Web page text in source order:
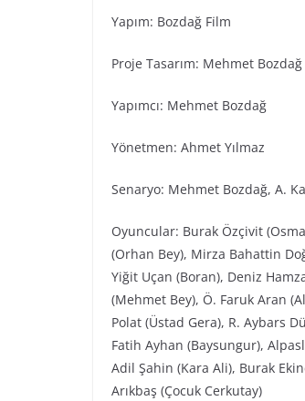
Yapım: Bozdağ Fi̇lm
Proje Tasarım: Mehmet Bozdağ
Yapımcı: Mehmet Bozdağ
Yönetmen: Ahmet Yılmaz
Senaryo: Mehmet Bozdağ, A.
Oyuncular: Burak Özçivit
(Orhan Bey), Mirza Bahattin
Yiğit Uçan (Boran), Deniz
(Mehmet Bey), Ö. Faruk Aran
Polat (Üstad Gera), R. Aybars
Fatih Ayhan (Baysungur),
Adil Şahin (Kara Ali), Burak
Arıkbaş (Çocuk Cerkutay)